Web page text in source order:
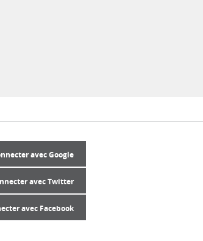
avec Google
avec Twitter
avec Facebook